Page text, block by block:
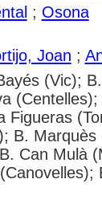
; Osona
Joan ;
(Vic);
Figueras
B.
Can Mulà